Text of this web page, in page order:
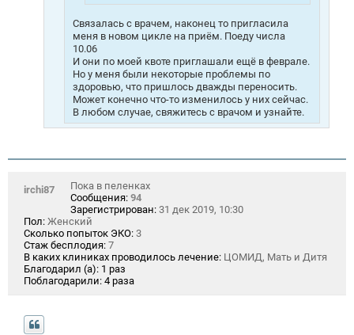
Связалась с врачем, наконец то пригласила
меня в новом цикле на приём. Поеду числа
10.06
И они по моей квоте приглашали ещё в феврале.
Но у меня были некоторые проблемы по
здоровью, что пришлось дважды переносить.
Может конечно что-то изменилось у них сейчас.
В любом случае, свяжитесь с врачом и узнайте.
irchi87
Пока в пеленках
Сообщения: 94
Зарегистрирован: 31 дек 2019, 10:30
Пол: Женский
Сколько попыток ЭКО: 3
Стаж бесплодия: 7
В каких клиниках проводилось лечение: ЦОМИД, Мать и Дитя
Благодарил (а): 1 раз
Поблагодарили: 4 раза